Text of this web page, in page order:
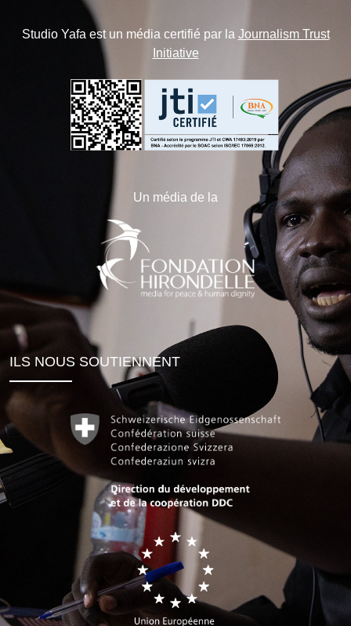
Studio Yafa est un média certifié par la Journalism Trust
Initiative
Un média de la
ILS NOUS SOUTIENNENT